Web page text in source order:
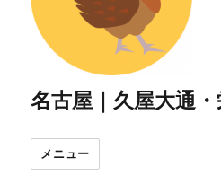
名古屋｜久屋大通
メニュー